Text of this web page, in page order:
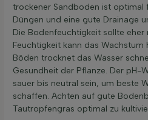
trockener Sandboden ist optimal
Düngen und eine gute Drainage
Die Bodenfeuchtigkeit sollte eher
Feuchtigkeit kann das Wachstum
Böden trocknet das Wasser
Gesundheit der Pflanze. Der pH-
sauer bis neutral sein, um beste
schaffen. Achten auf gute
Tautropfengras optimal zu